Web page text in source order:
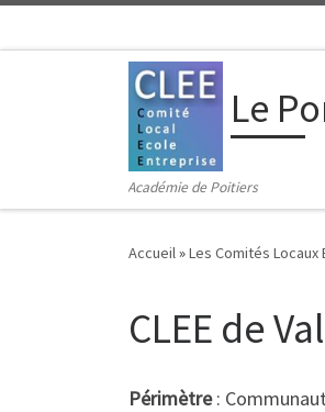
Le
Académie de Poitiers
Accueil»Les Comités Locaux
CLEE de
Périmètre: